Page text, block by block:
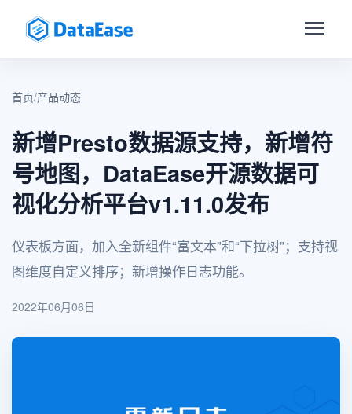
首页/产品动态
新增Presto数据源支持，新增符
号地图，DataEase开源数据可
视化分析平台v1.11.0发布
仪表板方面，加入全新组件“富文本”和“下拉树”；支持视
图维度自定义排序；新增操作日志功能。
2022年06月06日